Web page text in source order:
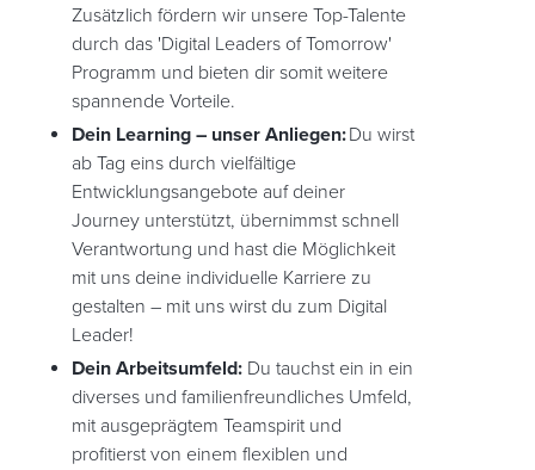
Zusätzlich fördern wir unsere Top-Talente
durch das 'Digital Leaders of Tomorrow'
Programm und bieten dir somit weitere
spannende Vorteile.
Dein Learning – unser Anliegen:Du wirst
ab Tag eins durch vielfältige
Entwicklungsangebote auf deiner
Journey unterstützt, übernimmst schnell
Verantwortung und hast die Möglichkeit
mit uns deine individuelle Karriere zu
gestalten – mit uns wirst du zum Digital
Leader!
Dein Arbeitsumfeld: Du tauchst ein in ein
diverses und familienfreundliches Umfeld,
mit ausgeprägtem Teamspirit und
profitierst von einem flexiblen und